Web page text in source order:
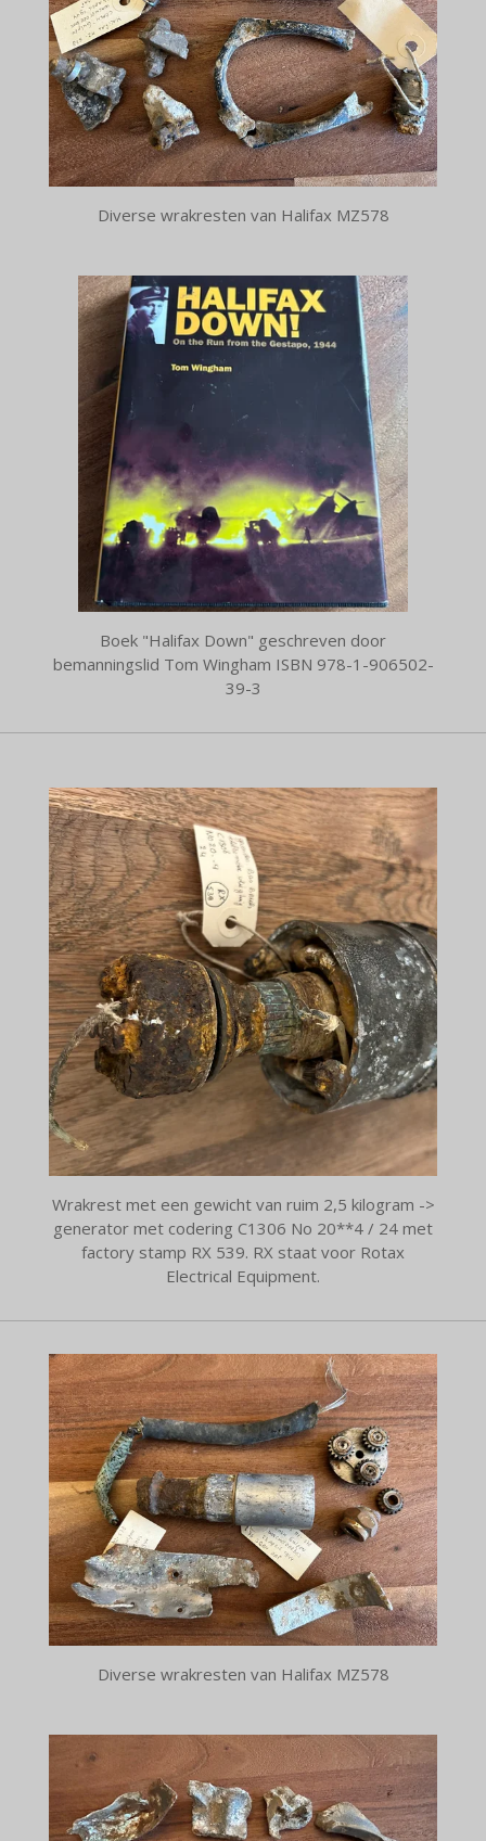
Diverse wrakresten van Halifax MZ578
Boek "Halifax Down" geschreven door
bemanningslid Tom Wingham ISBN 978-1-906502-
39-3
Wrakrest met een gewicht van ruim 2,5 kilogram ->
generator met codering C1306 No 20**4 / 24 met
factory stamp RX 539. RX staat voor Rotax
Electrical Equipment.
Diverse wrakresten van Halifax MZ578